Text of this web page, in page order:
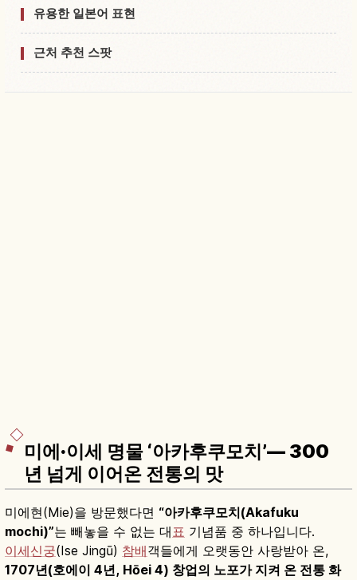
유용한 일본어 표현
근처 추천 스팟
미에·이세 명물 ‘아카후쿠모치’— 300
년 넘게 이어온 전통의 맛
미에현(Mie)을 방문했다면 “아카후쿠모치(Akafuku
mochi)”는 빼놓을 수 없는 대표 기념품 중 하나입니다.
이세신궁(Ise Jingū) 참배객들에게 오랫동안 사랑받아 온,
1707년(호에이 4년, Hōei 4) 창업의 노포가 지켜 온 전통 화